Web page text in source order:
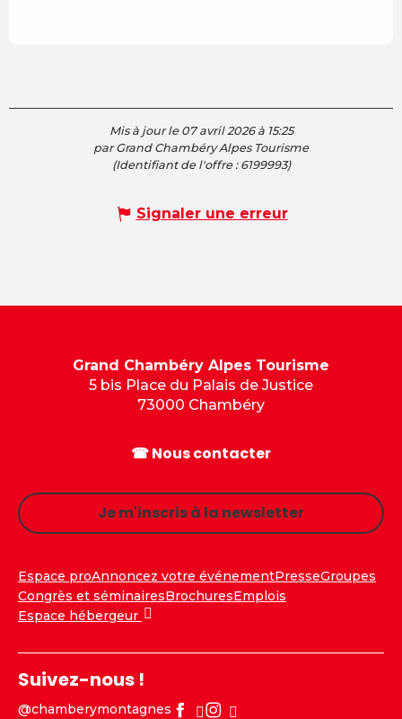
Mis à jour le 07 avril 2026 à 15:25
par Grand Chambéry Alpes Tourisme
(Identifiant de l'offre : 6199993)
Signaler une erreur
Grand Chambéry Alpes Tourisme
5 bis Place du Palais de Justice
73000 Chambéry
☎ Nous contacter
Je m'inscris à la newsletter
Espace proAnnoncez votre événementPresseGroupes
Congrès et séminairesBrochuresEmplois
Espace hébergeur
Suivez-nous !
@chamberymontagnes